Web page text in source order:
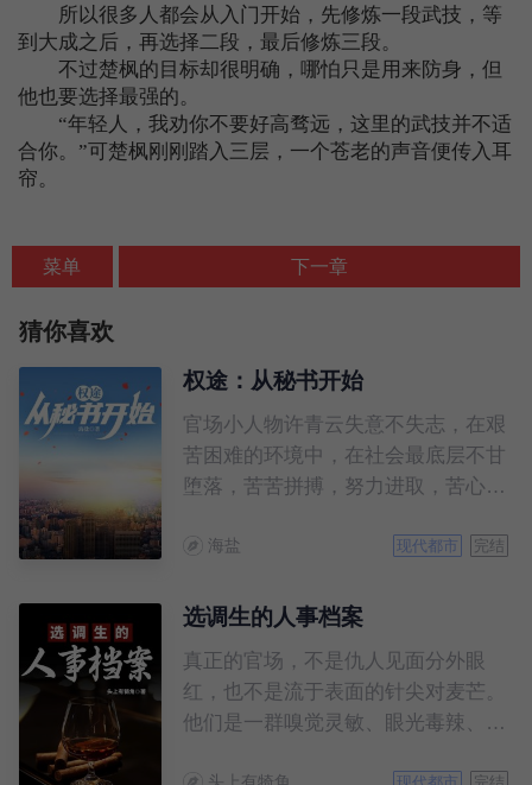
所以很多人都会从入门开始，先修炼一段武技，等
到大成之后，再选择二段，最后修炼三段。
不过楚枫的目标却很明确，哪怕只是用来防身，但
他也要选择最强的。
“年轻人，我劝你不要好高骛远，这里的武技并不适
合你。”可楚枫刚刚踏入三层，一个苍老的声音便传入耳
帘。
菜单 下一章
猜你喜欢
权途：从秘书开始
官场小人物许青云失意不失志，在艰
苦困难的环境中，在社会最底层不甘
堕落，苦苦拼搏，努力进取，苦心
上新的工作岗位，从此平步青云……
海盐 现代都市 完结
选调生的人事档案
真正的官场，不是仇人见面分外眼
红，也不是流于表面的针尖对麦芒。
他们是一群嗅觉灵敏、眼光毒辣、聪